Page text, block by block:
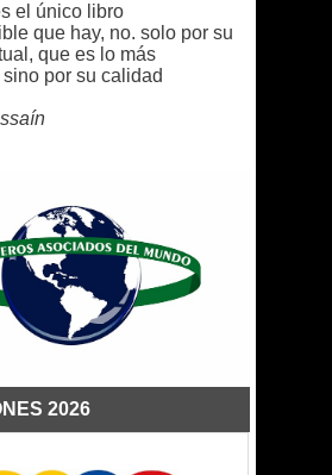
el único libro
que hay, no. solo por su
que es lo más
por su calidad
2026